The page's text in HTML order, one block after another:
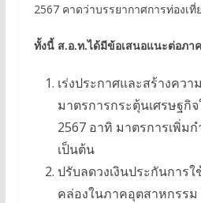
2567 คาดว่าบรรยากาศการท่องเ
ทั้งนี้ ส.อ.ท.ได้มีข้อเสนอแนะต่อภา
เร่งประกาศและสร้างคว
มาตรการกระตุ้นเศรษฐกิ
2567 อาทิ มาตรการเพิ่ม
เป็นต้น
ปรับลดวงเงินประกันการ
คล่องในภาคอุตสาหกรรม